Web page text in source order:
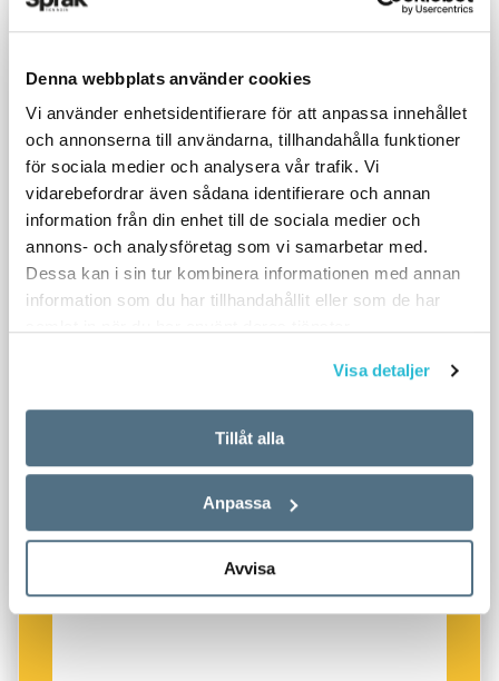
Denna webbplats använder cookies
Vi använder enhetsidentifierare för att anpassa innehållet
och annonserna till användarna, tillhandahålla funktioner
för sociala medier och analysera vår trafik. Vi
vidarebefordrar även sådana identifierare och annan
information från din enhet till de sociala medier och
annons- och analysföretag som vi samarbetar med.
Dessa kan i sin tur kombinera informationen med annan
information som du har tillhandahållit eller som de har
Visa detaljer
Tillåt alla
Anpassa
Avvisa